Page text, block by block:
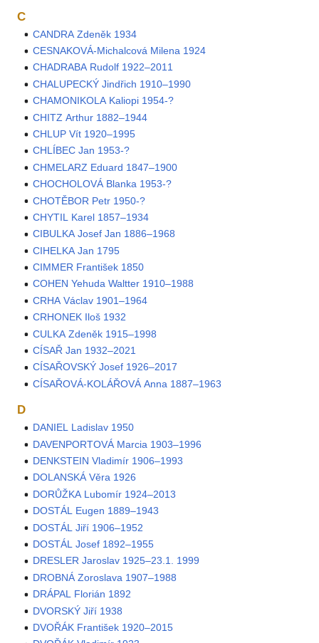
C
CANDRA Zdeněk 1934
CESNAKOVÁ-Michalcová Milena 1924
CHADRABA Rudolf 1922–2011
CHALUPECKÝ Jindřich 1910–1990
CHAMONIKOLA Kaliopi 1954-?
CHITZ Arthur 1882–1944
CHLUP Vít 1920–1995
CHLÍBEC Jan 1953-?
CHMELARZ Eduard 1847–1900
CHOCHOLOVÁ Blanka 1953-?
CHOTĚBOR Petr 1950-?
CHYTIL Karel 1857–1934
CIBULKA Josef Jan 1886–1968
CIHELKA Jan 1795
CIMMER František 1850
COHEN Yehuda Waltter 1910–1988
CRHA Václav 1901–1964
CRHONEK Iloš 1932
CULKA Zdeněk 1915–1998
CÍSAŘ Jan 1932–2021
CÍSAŘOVSKÝ Josef 1926–2017
CÍSAŘOVÁ-KOLÁŘOVÁ Anna 1887–1963
D
DANIEL Ladislav 1950
DAVENPORTOVÁ Marcia 1903–1996
DENKSTEIN Vladimír 1906–1993
DOLANSKÁ Věra 1926
DORŮŽKA Lubomír 1924–2013
DOSTÁL Eugen 1889–1943
DOSTÁL Jiří 1906–1952
DOSTÁL Josef 1892–1955
DRESLER Jaroslav 1925–23.1. 1999
DROBNÁ Zoroslava 1907–1988
DRÁPAL Florián 1892
DVORSKÝ Jiří 1938
DVOŘÁK František 1920–2015